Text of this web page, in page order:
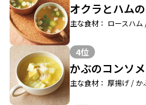
オクラとハム
主な食材： ロースハム
4位
かぶのコンソ
主な食材： 厚揚げ / か